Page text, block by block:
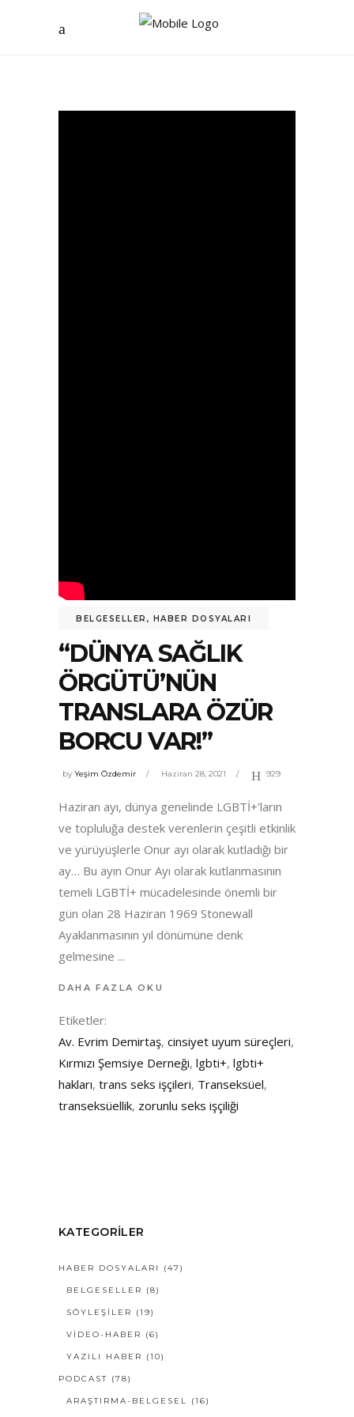
BELGESELLER , HABER DOSYALARI
“DÜNYA SAĞLIK
ÖRGÜTÜ’NÜN
TRANSLARA ÖZÜR
BORCU VAR!”
byYeşim Özdemir Haziran 28, 2021 929
Haziran ayı, dünya genelinde LGBTİ+’ların
ve topluluğa destek verenlerin çeşitli etkinlik
ve yürüyüşlerle Onur ayı olarak kutladığı bir
ay… Bu ayın Onur Ayı olarak kutlanmasının
temeli LGBTİ+ mücadelesinde önemli bir
gün olan 28 Haziran 1969 Stonewall
Ayaklanmasının yıl dönümüne denk
gelmesine
DAHA FAZLA OKU
Etiketler:
Av. Evrim Demirtaş, cinsiyet uyum süreçleri,
Kırmızı Şemsiye Derneği, lgbti+, lgbti+
hakları, trans seks işçileri, Transeksüel,
transeksüellik, zorunlu seks işçiliği
KATEGORILER
HABER DOSYALARI (47)
BELGESELLER (8)
SÖYLEŞILER (19)
VIDEO-HABER (6)
YAZILI HABER (10)
PODCAST (78)
ARAŞTIRMA-BELGESEL (16)